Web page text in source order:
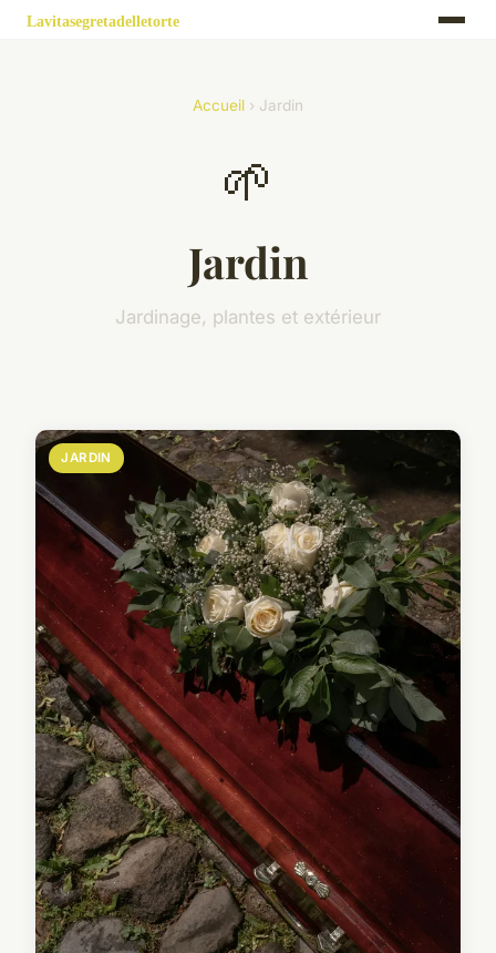
Accueil › Jardin
🌱
Jardin
Jardinage, plantes et extérieur
JARDIN